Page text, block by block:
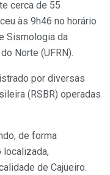
cerca de 55
às 9h46 no horário
Sismologia da
Norte (UFRN).
por diversas
(RSBR) operadas
de forma
localizada,
de Cajueiro.